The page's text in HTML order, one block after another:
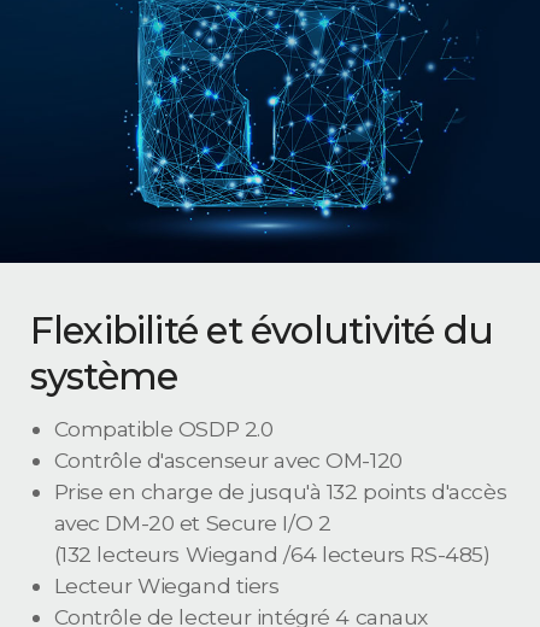
Flexibilité et évolutivité du
système
Compatible OSDP 2.0
Contrôle d'ascenseur avec OM-120
Prise en charge de jusqu'à 132 points d'accès
avec DM-20 et Secure I/O 2
(132 lecteurs Wiegand /64 lecteurs RS-485)
Lecteur Wiegand tiers
Contrôle de lecteur intégré 4 canaux